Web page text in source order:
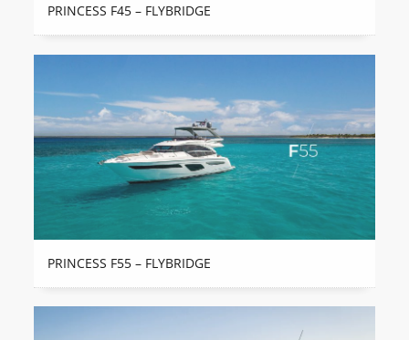
PRINCESS F55 – FLYBRIDGE
PRINCESS F45 – FLYBRIDGE